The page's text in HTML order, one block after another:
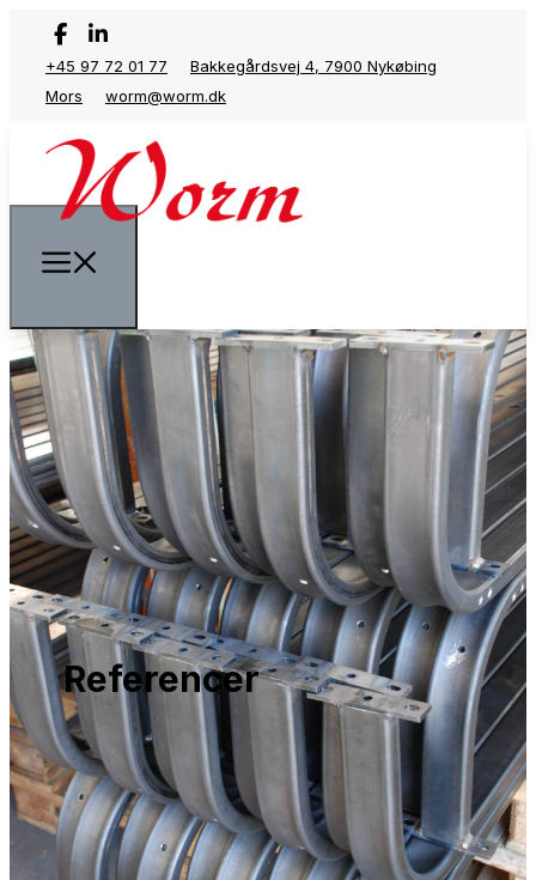
+45 97 72 01 77
Bakkegårdsvej 4, 7900 Nykøbing
Mors
worm@worm.dk
Referencer